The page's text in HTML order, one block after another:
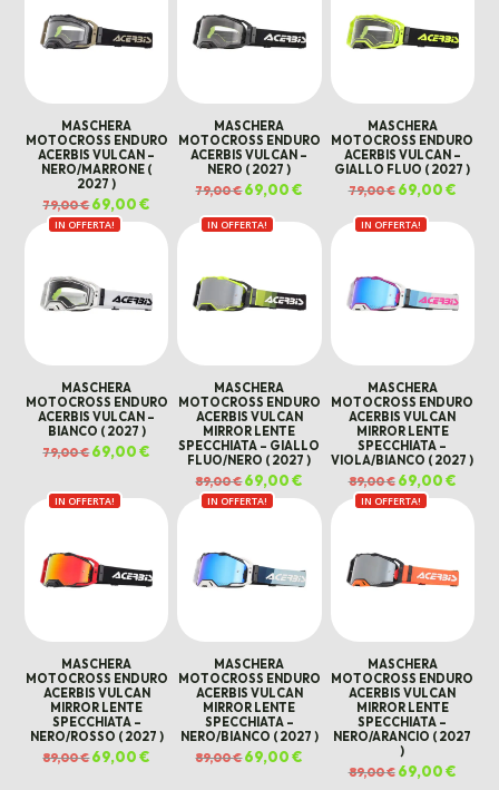
MASCHERA
MOTOCROSS ENDURO
ACERBIS VULCAN –
NERO/MARRONE (
2027 )
79,00€Il
prezzo
originale
era:
69,00€
attuale
è:
69,00 €.
MASCHERA
MOTOCROSS ENDURO
ACERBIS VULCAN –
NERO ( 2027 )
79,00€Il
prezzo
era:
79,00 €.
69,00€
è:
69,00 €.
MASCHERA
MOTOCROSS ENDURO
ACERBIS VULCAN –
GIALLO FLUO ( 2027 )
79,00€ Il
prezzo
era:
79,00 €.
69,00€Il
è:
69,00
IN OFFERTA!
MASCHERA
MOTOCROSS ENDURO
ACERBIS VULCAN –
BIANCO ( 2027 )
79,00€Il
prezzo
79,00 €.
69,00€
prezzo
69,00 €.
IN OFFERTA!
MASCHERA
MOTOCROSS ENDURO
ACERBIS VULCAN
MIRROR LENTE
SPECCHIATA – GIALLO
FLUO/NERO ( 2027 )
89,00€Il
prezzo
originale
era:
69,00€
attuale
69,00 €.
IN OFFERTA!
MASCHERA
MOTOCROSS ENDURO
ACERBIS VULCAN
MIRROR LENTE
SPECCHIATA –
VIOLA/BIANCO ( 2027 )
89,00€ Il
prezzo
originale
era:
69,00€Il
69,00
IN OFFERTA!
MASCHERA
MOTOCROSS ENDURO
ACERBIS VULCAN
MIRROR LENTE
SPECCHIATA –
NERO/ROSSO ( 2027 )
89,00€Il
prezzo
69,00€
IN OFFERTA!
MASCHERA
MOTOCROSS ENDURO
ACERBIS VULCAN
MIRROR LENTE
SPECCHIATA –
NERO/BIANCO ( 2027 )
89,00€Il
prezzo
69,00€
attuale
IN OFFERTA!
MASCHERA
MOTOCROSS ENDURO
ACERBIS VULCAN
MIRROR LENTE
SPECCHIATA –
NERO/ARANCIO ( 2027
)
89,00€ Il
prezzo
69,00€Il